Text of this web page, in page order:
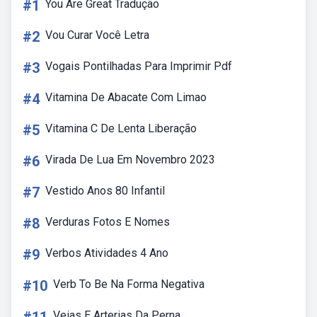
#1 You Are Great Tradução
#2 Vou Curar Você Letra
#3 Vogais Pontilhadas Para Imprimir Pdf
#4 Vitamina De Abacate Com Limao
#5 Vitamina C De Lenta Liberação
#6 Virada De Lua Em Novembro 2023
#7 Vestido Anos 80 Infantil
#8 Verduras Fotos E Nomes
#9 Verbos Atividades 4 Ano
#10 Verb To Be Na Forma Negativa